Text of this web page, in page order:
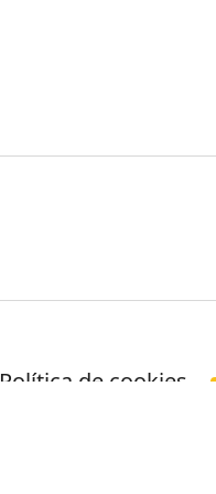
Política de cookies